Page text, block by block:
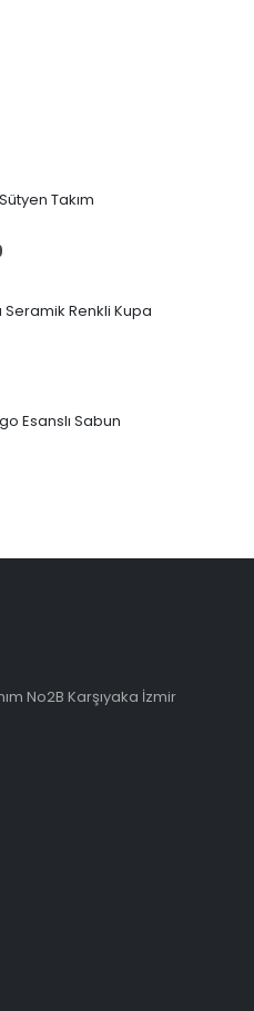
Takım
Seramik Renkli Kupa
Esanslı Sabun
No2B Karşıyaka İzmir